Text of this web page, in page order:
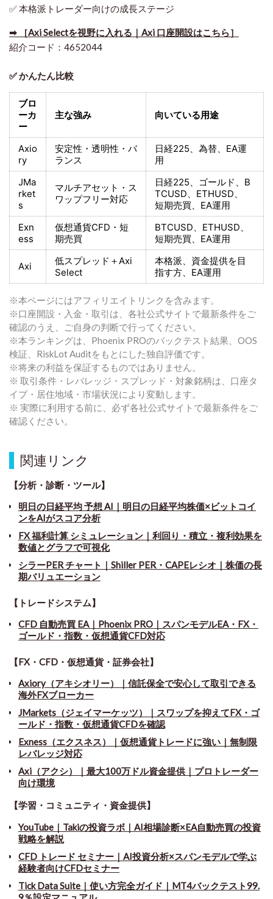
✅ 本格派トレーダー向けの成長ステージ
➡ ［Axi Selectを視野に入れる｜Axi 口座開設はこちら］
紹介コード：4652044
✅ かんたん比較
ブロ
ーカ
ー
主な強み 向いている用途
Axio
ry
安定性・透明性・バ
ランス
日経225、為替、EA運
用
JMa
rket
s
マルチアセット・ス
ワップフリー対応
日経225、ゴールド、 B
TCUSD、ETHUSD、
短期売買、EA運用
Exn
ess
仮想通貨CFD・短
期売買
BTCUSD、ETHUSD、
短期売買、EA運用
Axi 低スプレッド＋Axi
Select
本格派、資金提供を目
指す方、EA運用
※本ページにはアフィリエイトリンクを含みます。
※口座開設・入金・取引は、各社公式サイトで最新条件をご
確認のうえ、ご自身の判断で行ってください。
※本ランキングは、Phoenix PROのバックテスト結果、OOS
検証、RiskLot Auditをもとにした独自評価です。
※将来の利益を保証するものではありません。
※ 取引条件・レバレッジ・スプレッド・対象銘柄は、口座タ
イプ・居住地域・市場状況により変動します。
※ 実際に利用する前に、必ず各社公式サイトで最新条件をご
確認ください。
関連リンク
【分析・診断・ツール】
明日の日経平均 予想 AI｜明日の日経平均株価×ビットコイ
ンをAIがスコア分析
FX 福利計算 シミュレーション｜利回り・積立・複利効果を
数値とグラフで可視化
シラーPER チャート ｜ Shiller PER・CAPEレシオ｜株価の長
期バリュエーション
【トレードシステム】
CFD 自動売買 EA｜Phoenix PRO｜スパンモデルEA・FX・
ゴールド・指数・仮想通貨CFD対応
【FX・CFD・仮想通貨・証券会社】
Axiory（アキシオリー）｜信託保全で安心して取引できる
海外FXブローカー
JMarkets（ジェイマーケッツ）｜スワップを抑えてFX・ゴ
ールド・指数・仮想通貨CFDを確認
Exness（エクスネス）｜仮想通貨トレードに強い｜無制限
レバレッジ対応
Axi（アクシ）｜最大100万ドル資金提供｜プロトレーダー
向け環境
【学習・コミュニティ・資金提供】
YouTube｜Takiの投資ラボ｜AI相場診断×EA自動売買の投資
戦略を解説
CFD トレード セミナー ｜ AI投資分析×スパンモデルで学ぶ
経験者向けCFDセミナー
Tick Data Suite ｜ 使い方完全ガイド｜MT4バックテスト99.